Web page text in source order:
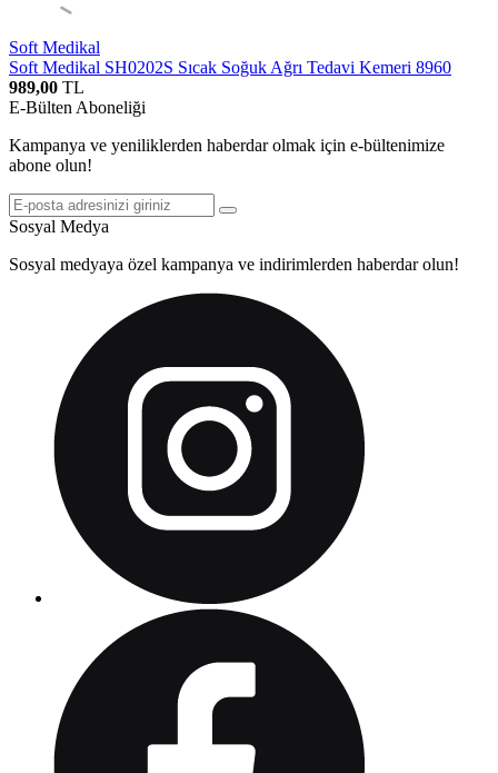
Soft Medikal
Soft Medikal SH0202S Sıcak Soğuk Ağrı Tedavi Kemeri 8960
989,00 TL
E-Bülten Aboneliği
Kampanya ve yeniliklerden haberdar olmak için e-bültenimize
abone olun!
Sosyal Medya
Sosyal medyaya özel kampanya ve indirimlerden haberdar olun!